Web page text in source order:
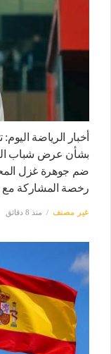
أخبار الرياضة
بشأن عرض شباب
ضم جوهرة غزل
رخصة المشاركة مع
غير مصنف منذ 8 دقائق